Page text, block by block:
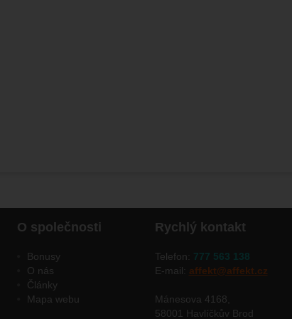
O společnosti
Bonusy
O nás
Články
Mapa webu
Rychlý kontakt
Telefon: 777 563 138
E-mail: affekt@affekt.cz
Mánesova 4168,
58001 Havlíčkův Brod